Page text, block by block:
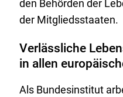
den Behörden der
der Mitgliedsstaaten.
Verlässliche
in allen
Als Bundesinstitut